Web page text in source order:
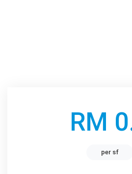
RM
per sf